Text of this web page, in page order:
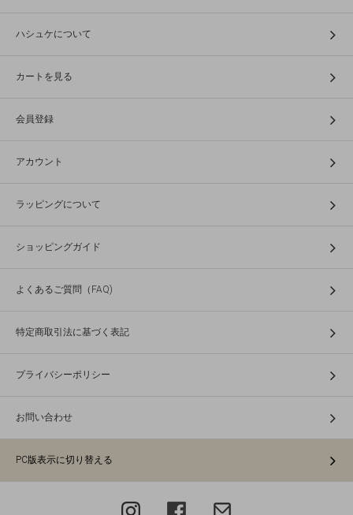
ハシュケについて
カートを見る
会員登録
アカウント
ラッピングについて
ショッピングガイド
よくあるご質問（FAQ)
特定商取引法に基づく表記
プライバシーポリシー
お問い合わせ
PC版表示に切り替える